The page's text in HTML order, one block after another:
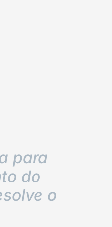
para
do
o